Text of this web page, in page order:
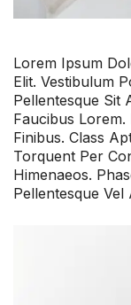
Lorem Ipsum
Elit. Vestibulum
Pellentesque Sit
Faucibus
Finibus. Class
Torquent Per
Himenaeos.
Pellentesque